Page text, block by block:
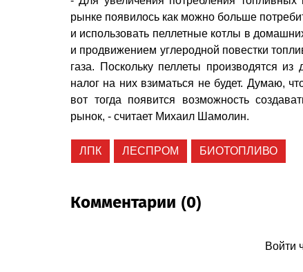
рынке появилось как можно больше
и использовать пеллетные котлы в
и продвижением углеродной повестки
газа. Поскольку пеллеты производятся
налог на них взиматься не будет. Думаю,
вот тогда появится возможность
рынок, - считает Михаил Шамолин.
ЛПК ЛЕСПРОМ БИОТОПЛИВО
Комментарии (0)
Войти